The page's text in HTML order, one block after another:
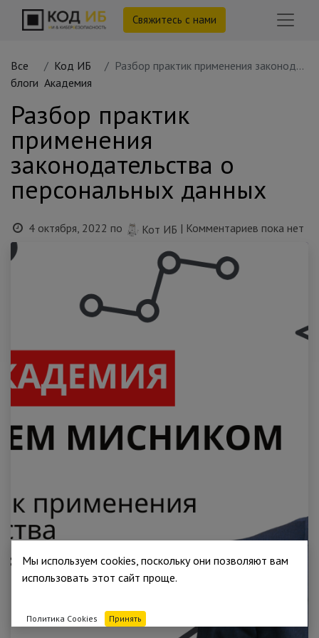
Свяжитесь с нами
Все
блоги
Код ИБ
Академия
Разбор практик применения законодательства о персональных данных
Разбор практик
применения
законодательства о
персональных данных
4 октября, 2022 по Кот ИБ | Комментариев пока нет
Мы используем cookies, поскольку они позволяют вам
использовать этот сайт проще.
Политика Cookies Принять